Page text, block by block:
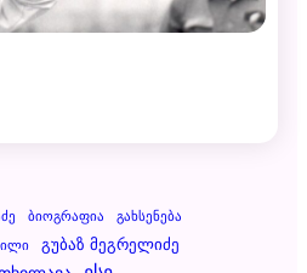
Ბიოგრაფია
Გახსენება
Გუბაზ Მეგრელიძე